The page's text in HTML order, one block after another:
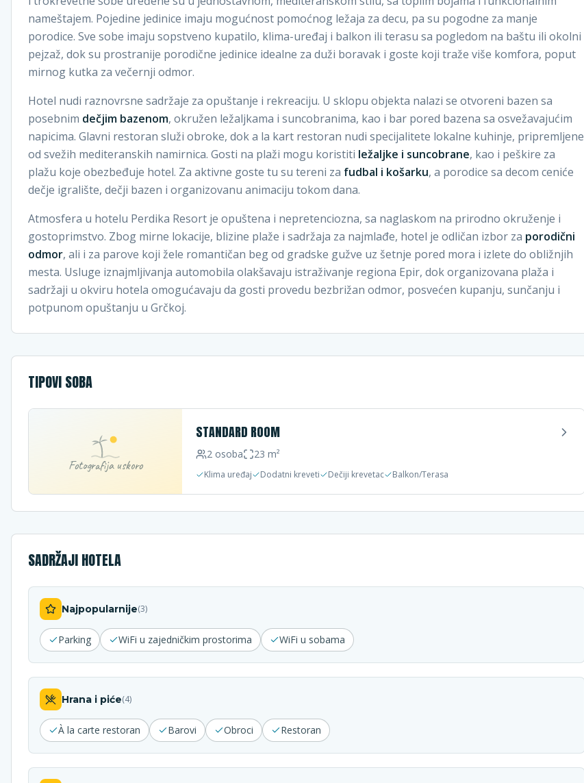
nameštajem. Pojedine jedinice imaju mogućnost pomoćnog ležaja za decu, pa su pogodne za manje
porodice. Sve sobe imaju sopstveno kupatilo, klima-uređaj i balkon ili terasu sa pogledom na baštu ili okolni
pejzaž, dok su prostranije porodične jedinice idealne za duži boravak i goste koji traže više komfora, poput
mirnog kutka za večernji odmor.
Hotel nudi raznovrsne sadržaje za opuštanje i rekreaciju. U sklopu objekta nalazi se otvoreni bazen sa
posebnim dečjim bazenom, okružen ležaljkama i suncobranima, kao i bar pored bazena sa osvežavajućim
napicima. Glavni restoran služi obroke, dok a la kart restoran nudi specijalitete lokalne kuhinje, pripremljene
od svežih mediteranskih namirnica. Gosti na plaži mogu koristiti ležaljke i suncobrane, kao i peškire za
plažu koje obezbeđuje hotel. Za aktivne goste tu su tereni za fudbal i košarku, a porodice sa decom ceniće
dečje igralište, dečji bazen i organizovanu animaciju tokom dana.
Atmosfera u hotelu Perdika Resort je opuštena i nepretenciozna, sa naglaskom na prirodno okruženje i
gostoprimstvo. Zbog mirne lokacije, blizine plaže i sadržaja za najmlađe, hotel je odličan izbor za porodični
odmor, ali i za parove koji žele romantičan beg od gradske gužve uz šetnje pored mora i izlete do obližnjih
mesta. Usluge iznajmljivanja automobila olakšavaju istraživanje regiona Epir, dok organizovana plaža i
sadržaji u okviru hotela omogućavaju da gosti provedu bezbrižan odmor, posvećen kupanju, sunčanju i
potpunom opuštanju u Grčkoj.
TIPOVI SOBA
Fotografija uskoro
STANDARD ROOM
2 osoba 23 m²
Klima uređaj Dodatni kreveti Dečiji krevetac Balkon/Terasa
SADRŽAJI HOTELA
Najpopularnije(3)
Parking WiFi u zajedničkim prostorima WiFi u sobama
Hrana i piće(4)
À la carte restoran Barovi Obroci Restoran